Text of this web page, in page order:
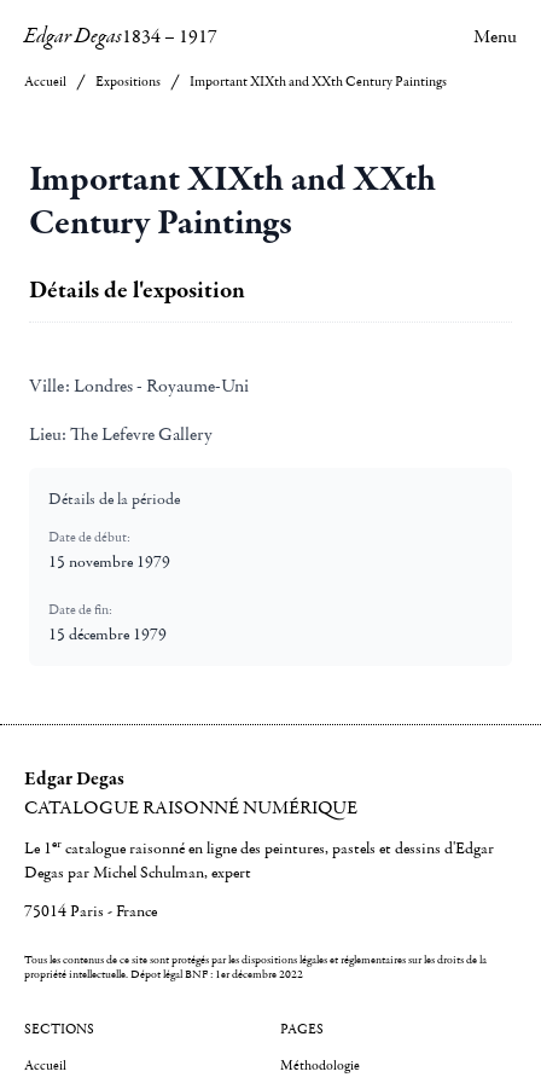
Edgar Degas1834– 1917 Menu
Accueil Expositions Important XIXth and XXth Century Paintings
Important XIXth and XXth
Century Paintings
Détails de l'exposition
Ville: Londres - Royaume-Uni
Lieu: The Lefevre Gallery
Détails de la période
Date de début:
15 novembre 1979
Date de fin:
15 décembre 1979
Edgar Degas
CATALOGUE RAISONNÉ NUMÉRIQUE
Le 1er catalogue raisonné en ligne des peintures, pastels et dessins d'Edgar
Degas par Michel Schulman, expert
75014 Paris - France
Tous les contenus de ce site sont protégés par les dispositions légales et réglementaires sur les droits de la
propriété intellectuelle.Dépot légal BNF : 1er décembre 2022
SECTIONS
Accueil
PAGES
Méthodologie